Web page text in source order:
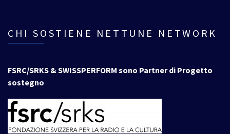
CHI SOSTIENE NETTUNE NETWORK
FSRC/SRKS & SWISSPERFORM sono Partner di Progetto
sostegno